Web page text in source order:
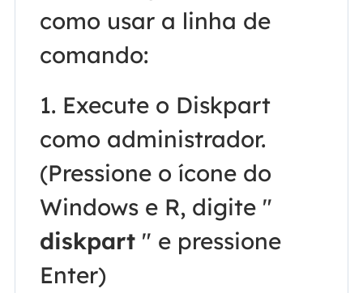
como usar a linha de
comando:
1. Execute o Diskpart
como administrador.
(Pressione o ícone do
Windows e R, digite "
diskpart" e pressione
Enter)